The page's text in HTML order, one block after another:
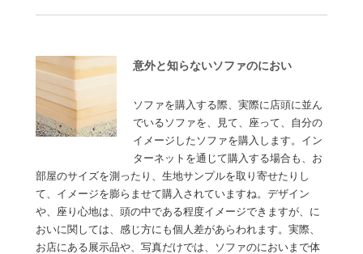
意外と知らないソファのにおい
ソファを購入する際、実際に店頭に並ん
でいるソファを、見て、座って、自分の
イメージしたソファを購入します。イン
ターネットを通じて購入する場合も、お
部屋のサイズを測ったり、生地サンプルを取り寄せたりし
て、イメージを膨らませて購入されていますね。デザイン
や、座り心地は、頭の中である程度イメージできますが、に
おいに関しては、感じ方にも個人差があらわれます。実際、
お店にある展示品や、写真だけでは、ソファのにおいまで体